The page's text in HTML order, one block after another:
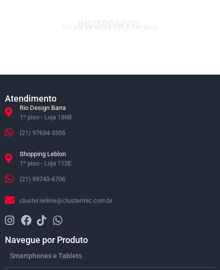
Atendimento
Rio Design Barra
1º piso - Loja 136B
(21) 97634-3355
Shopping Leblon
1º piso - Loja 112E
(21) 99743-6706
cluster.online@clustermic.com.br
Navegue por Produto
Smartphones e Tablets